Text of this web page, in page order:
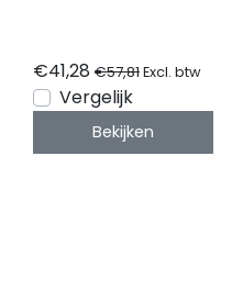
CRI90 - 5 meter
€41,28 €57,81Excl. btw
Vergelijk
Bekijken